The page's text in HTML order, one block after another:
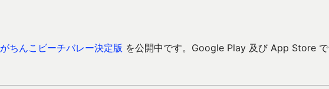
がちんこビーチバレー決定版 を公開中です。Google Play 及び App Store で